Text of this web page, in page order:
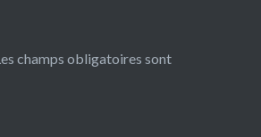
champs obligatoires sont